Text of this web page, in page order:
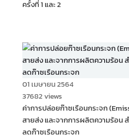
ครั้งที่ 1 และ 2
01 เมษายน 2564
37682 views
ค่าการปล่อยก๊าซเรือนกระจก
สายส่ง และจากการผลิตความร้อน
ลดก๊าซเรือนกระจก